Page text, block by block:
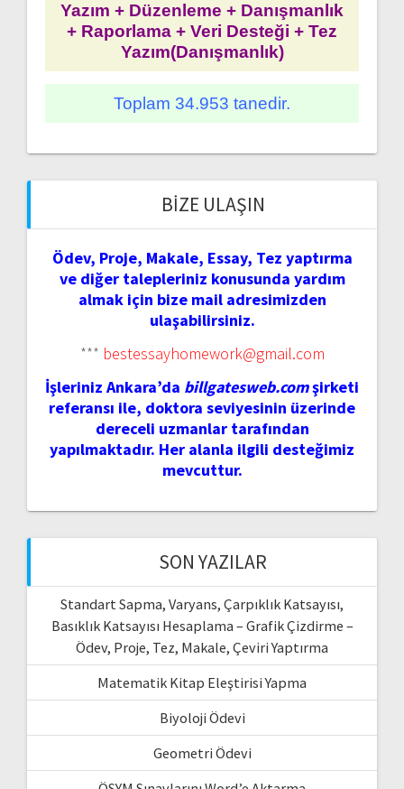
Yazım + Düzenleme + Danışmanlık
+ Raporlama + Veri Desteği + Tez
Yazım(Danışmanlık)
Toplam 34.953 tanedir.
BIZE ULAŞIN
Ödev, Proje, Makale, Essay, Tez yaptırma
ve diğer talepleriniz konusunda yardım
almak için bize mail adresimizden
ulaşabilirsiniz.
*** bestessayhomework@gmail.com
İşleriniz Ankara’da billgatesweb.comşirketi
referansı ile, doktora seviyesinin üzerinde
dereceli uzmanlar tarafından
yapılmaktadır. Her alanla ilgili desteğimiz
mevcuttur.
SON YAZILAR
Standart Sapma, Varyans, Çarpıklık Katsayısı,
Basıklık Katsayısı Hesaplama – Grafik Çizdirme –
Ödev, Proje, Tez, Makale, Çeviri Yaptırma
Matematik Kitap Eleştirisi Yapma
Biyoloji Ödevi
Geometri Ödevi